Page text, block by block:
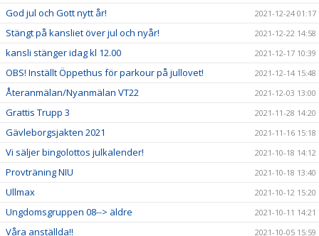
God jul och Gott nytt år! 2021-12-24 01:17
Stängt på kansliet över jul och nyår! 2021-12-22 14:58
kansli stänger idag kl 12.00 2021-12-17 10:39
OBS! Inställt Öppethus för parkour på jullovet! 2021-12-14 15:48
Återanmälan/Nyanmälan VT22 2021-12-03 13:00
Grattis Trupp 3 2021-11-28 14:20
Gävleborgsjakten 2021 2021-11-16 15:18
Vi säljer bingolottos julkalender! 2021-10-18 14:12
Provträning NIU 2021-10-18 13:40
Ullmax 2021-10-12 15:20
Ungdomsgruppen 08--> äldre 2021-10-11 14:21
Våra anställda!! 2021-10-05 15:59